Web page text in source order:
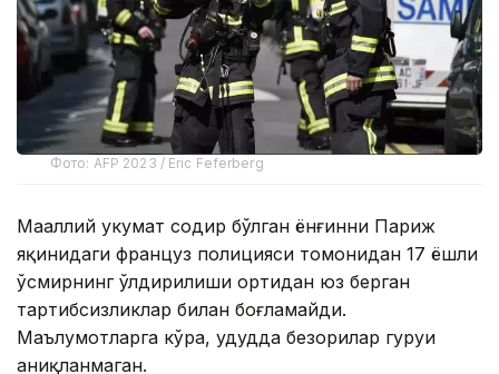
Фото: AFP 2023 / Eric Feferberg
Маҳаллий ҳукумат содир бўлган ёнғинни Париж
яқинидаги француз полицияси томонидан 17 ёшли
ўсмирнинг ўлдирилиши ортидан юз берган
тартибсизликлар билан боғламайди.
Маълумотларга кўра, ҳудудда безорилар гуруҳи
аниқланмаган.